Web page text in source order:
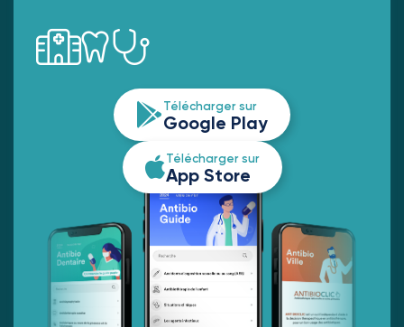
Télécharger sur
Google Play
Télécharger sur
App Store